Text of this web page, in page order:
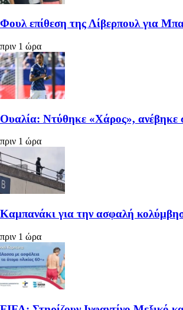
Φουλ επίθεση της Λίβερπουλ για
πριν 1 ώρα
Ουαλία: Ντύθηκε «Χάρος», ανέβηκε
πριν 1 ώρα
Καμπανάκι για την ασφαλή
πριν 1 ώρα